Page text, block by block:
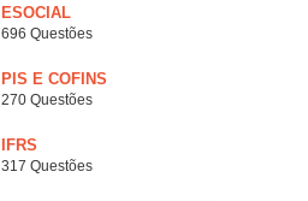
ESOCIAL
696 Questões
PIS E COFINS
270 Questões
IFRS
317 Questões